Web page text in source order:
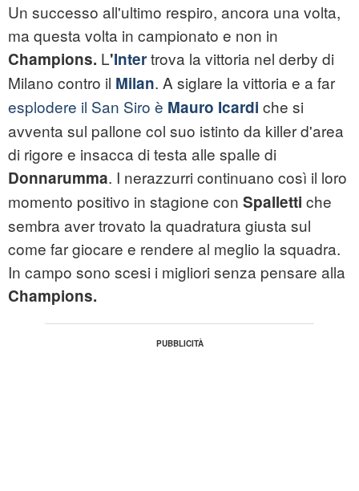
Un successo all'ultimo respiro, ancora una volta,
ma questa volta in campionato e non in
Champions. L'Intertrova la vittoria nel derby di
Milano contro il Milan. A siglare la vittoria e a far
esplodere il San Siro è Mauro Icardi che si
avventa sul pallone col suo istinto da killer d'area
di rigore e insacca di testa alle spalle di
Donnarumma. I nerazzurri continuano così il loro
momento positivo in stagione con Spalletti che
sembra aver trovato la quadratura giusta sul
come far giocare e rendere al meglio la squadra.
In campo sono scesi i migliori senza pensare alla
Champions.